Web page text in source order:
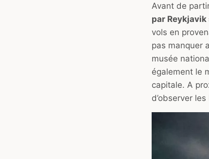
Avant de
par
vols en
pas manquer
musée
également le
capitale. A
d’observer